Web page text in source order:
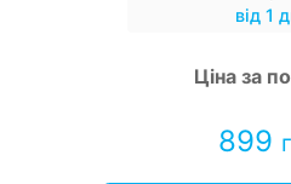
від 1
Ціна за
899